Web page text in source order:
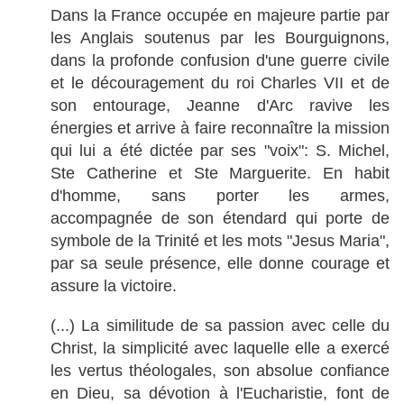
Dans la France occupée en majeure partie par
les Anglais soutenus par les Bourguignons,
dans la profonde confusion d'une guerre civile
et le découragement du roi Charles VII et de
son entourage, Jeanne d'Arc ravive les
énergies et arrive à faire reconnaître la mission
qui lui a été dictée par ses "voix": S. Michel,
Ste Catherine et Ste Marguerite. En habit
d'homme, sans porter les armes,
accompagnée de son étendard qui porte de
symbole de la Trinité et les mots "Jesus Maria",
par sa seule présence, elle donne courage et
assure la victoire.
(...) La similitude de sa passion avec celle du
Christ, la simplicité avec laquelle elle a exercé
les vertus théologales, son absolue confiance
en Dieu, sa dévotion à l'Eucharistie, font de